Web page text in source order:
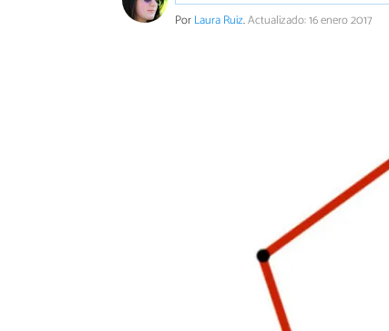
PorLaura Ruiz.Actualizado: 16 enero 2017